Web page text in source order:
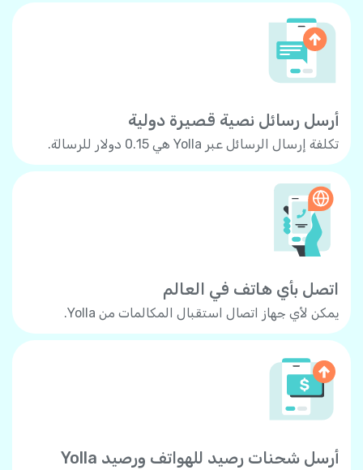
أرسل رسائل نصية قصيرة دولية
تكلفة إرسال الرسائل عبر Yolla هي 0.15 دولار للرسالة.
اتصل بأي هاتف في العالم
يمكن لأي جهاز اتصال استقبال المكالمات من Yolla.
أرسل شحنات رصيد للهواتف ورصيد Yolla